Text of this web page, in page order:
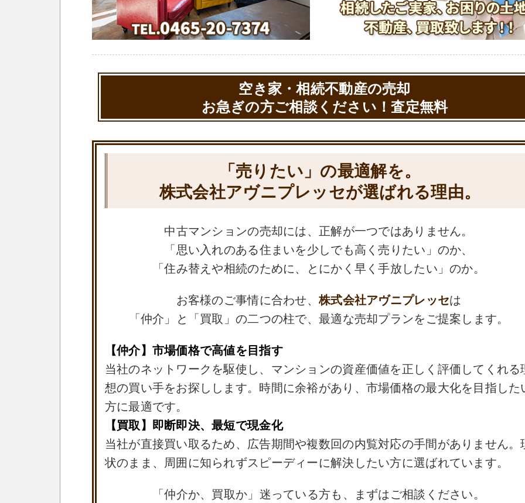
空き家・相続不動産の売却
お急ぎの方ご相談ください！査定無料
「売りたい」の最適解を。
株式会社アヴニプレッセが選ばれる理由。
中古マンションの売却には、正解が一つではありません。
「思い入れのある住まいを少しでも高く売りたい」のか、
「住み替えや相続のために、とにかく早く手放したい」のか。
お客様のご事情に合わせ、株式会社アヴニプレッセは
「仲介」と「買取」の二つの柱で、最適な売却プランをご提案します。
【仲介】市場価格で高値を目指す
当社のネットワークを駆使し、マンションの資産価値を正しく評価してくれる
想の買い手をお探しします。時間に余裕があり、市場価格の最大化を目指した
方に最適です。
【買取】即断即決、最短で現金化
当社が直接買い取るため、広告期間や複数回の内覧対応の手間がありません。
状のまま、周囲に知られずスピーディーに解決したい方に選ばれています。
「仲介か、買取か」迷っている方も、まずはご相談ください。